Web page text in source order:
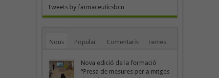
Tweets by farmaceuticsbcn
Nous Popular Comentaris Temes
Nova edició de la formació
“Presa de mesures per a mitges